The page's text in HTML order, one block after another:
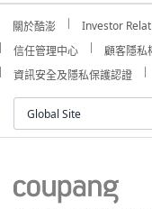
關於酷澎 Investor
信任管理中心
顧客隱私
資訊安全及隱私保護認證
Global Site